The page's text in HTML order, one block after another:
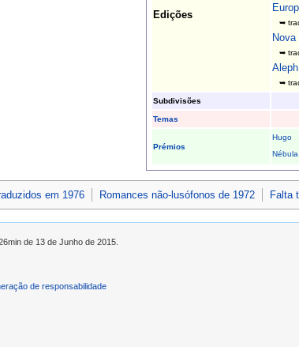
Edições
➥
Nova
➥
Aleph
➥
Subdivisões
Temas
Prémios
Hugo
Nébula
em 1976 Romances não-lusófonos de 1972 Falta
de 13 de Junho de 2015.
de responsabilidade